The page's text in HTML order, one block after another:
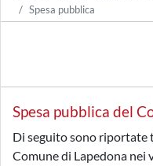
Spesa pubblica
Spesa pubblica del
Di seguito sono riportate
Comune di Lapedona nei